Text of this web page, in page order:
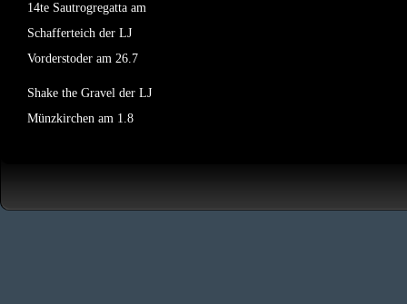
14te Sautrogregatta am
Schafferteich der LJ
Vorderstoder am 26.7
Shake the Gravel der LJ
Münzkirchen am 1.8